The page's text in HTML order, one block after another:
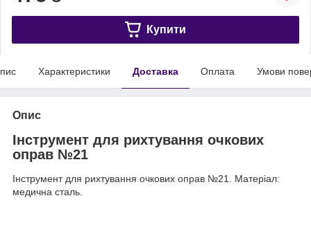
Купити
Характеристики Доставка Оплата Умови
Опис
Інструмент для рихтування очкових
оправ №21
Інструмент для рихтування очкових оправ №21. Матеріал:
медична сталь.